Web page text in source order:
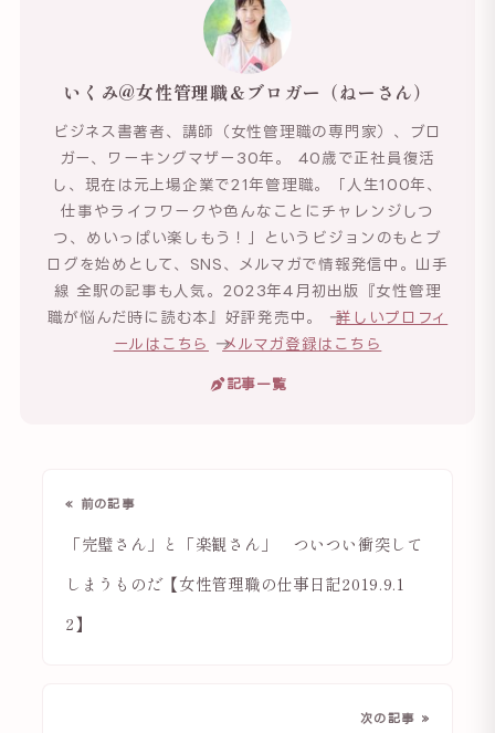
いくみ@女性管理職＆ブロガー（ねーさん）
ビジネス書著者、講師（女性管理職の専門家）、ブロ
ガー、ワーキングマザー30年。 40歳で正社員復活
し、現在は元上場企業で21年管理職。「人生100年、
仕事やライフワークや色んなことにチャレンジしつ
つ、めいっぱい楽しもう！」というビジョンのもとブ
ログを始めとして、SNS、メルマガで情報発信中。山手
線 全駅の記事も人気。2023年4月初出版『女性管理
職が悩んだ時に読む本』好評発売中。 →詳しいプロフィ
ールはこちら
→メルマガ登録はこちら
記事一覧
« 前の記事
「完璧さん」と「楽観さん」 ついつい衝突して
しまうものだ【女性管理職の仕事日記2019.9.1
2】
次の記事 »